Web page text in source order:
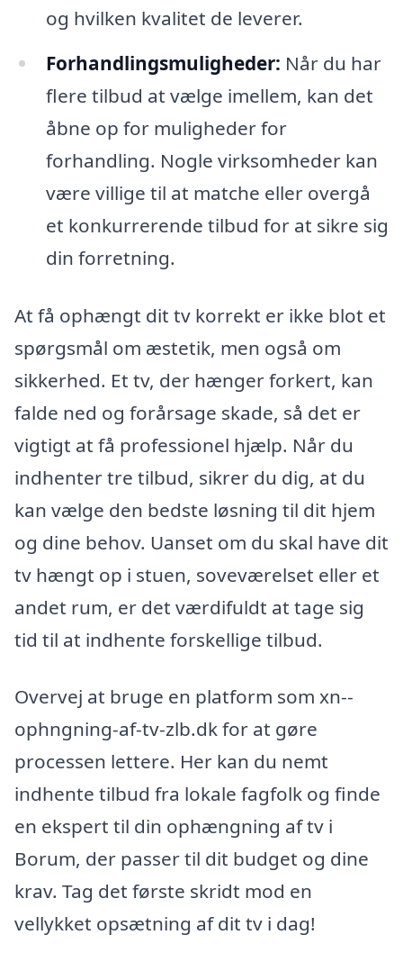
og hvilken kvalitet de leverer.
Forhandlingsmuligheder: Når du har
flere tilbud at vælge imellem, kan det
åbne op for muligheder for
forhandling. Nogle virksomheder kan
være villige til at matche eller overgå
et konkurrerende tilbud for at sikre sig
din forretning.
At få ophængt dit tv korrekt er ikke blot et
spørgsmål om æstetik, men også om
sikkerhed. Et tv, der hænger forkert, kan
falde ned og forårsage skade, så det er
vigtigt at få professionel hjælp. Når du
indhenter tre tilbud, sikrer du dig, at du
kan vælge den bedste løsning til dit hjem
og dine behov. Uanset om du skal have dit
tv hængt op i stuen, soveværelset eller et
andet rum, er det værdifuldt at tage sig
tid til at indhente forskellige tilbud.
Overvej at bruge en platform som xn--
ophngning-af-tv-zlb.dk for at gøre
processen lettere. Her kan du nemt
indhente tilbud fra lokale fagfolk og finde
en ekspert til din ophængning af tv i
Borum, der passer til dit budget og dine
krav. Tag det første skridt mod en
vellykket opsætning af dit tv i dag!